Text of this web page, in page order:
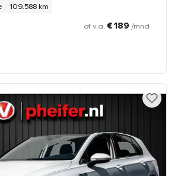
109.588 km
of v.a. € 189 /mnd